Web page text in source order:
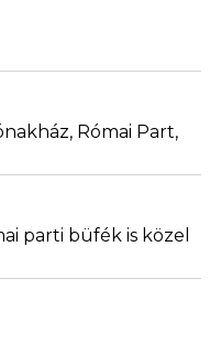
Római Part,
parti büfék is közel